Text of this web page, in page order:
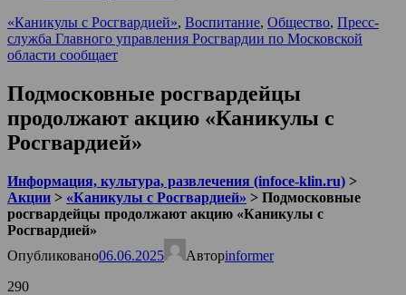
«Каникулы с Росгвардией», Воспитание, Общество, Пресс-
служба Главного управления Росгвардии по Московской
области сообщает
Подмосковные росгвардейцы
продолжают акцию «Каникулы с
Росгвардией»
Информация, культура, развлечения (infoce-klin.ru) >
Акции > «Каникулы с Росгвардией» > Подмосковные
росгвардейцы продолжают акцию «Каникулы с
Росгвардией»
Опубликовано06.06.2025 Авторinformer
290